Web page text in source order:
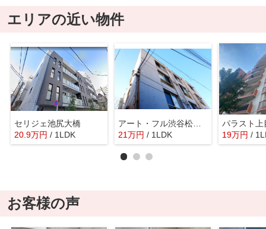
エリアの近い物件
セリジェ池尻大橋
20.9万円 / 1LDK
アート・フル渋谷松見坂
21万円 / 1LDK
パラスト上
19万円 /
お客様の声